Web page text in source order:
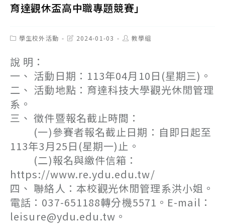
育達觀休盃高中職專題競賽」
Post學生校外活動
Post2024-01-03
Post教學組
說 明：
一、 活動日期：113年04月10日(星期三)。
二、 活動地點：育達科技大學觀光休閒管理
系。
三、 徵件暨報名截止時間：
(一)參賽者報名截止日期：自即日起至
113年3月25日(星期一)止。
(二)報名與繳件信箱：
https://www.re.ydu.edu.tw/
四、 聯絡人：本校觀光休閒管理系洪小姐。
電話：037-651188轉分機5571。E-mail：
leisure@ydu.edu.tw。